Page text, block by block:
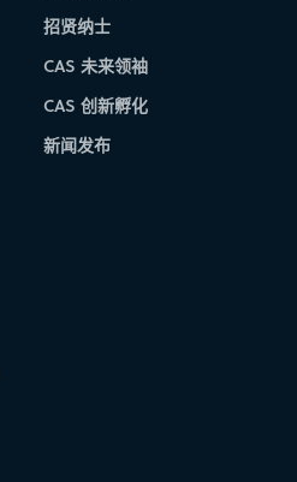
招贤纳士
CAS 未来领袖
CAS 创新孵化
新闻发布